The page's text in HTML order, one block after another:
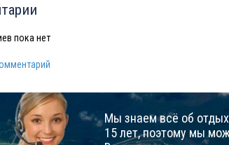
пока нет
Мы знаем всё об
15 лет, поэтому мы